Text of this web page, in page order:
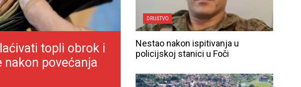
topli obrok i
nakon povećanja
DRUŠTVO
Nestao nakon ispitivanja u
policijskoj stanici u Foči